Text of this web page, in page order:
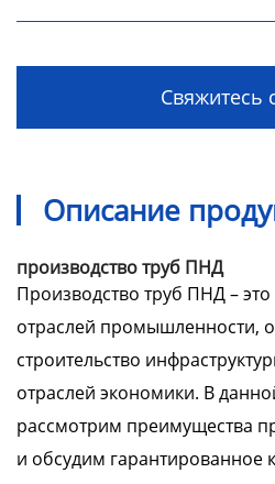
Свяжитесь
Описание
производство труб ПНД
Производство труб ПНД –
отраслей промышленности,
строительство
отраслей экономики. В
рассмотрим преимущества
и обсудим гарантированное